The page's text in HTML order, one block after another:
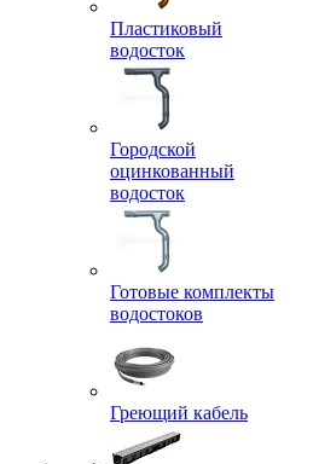
Пластиковый
водосток
Городской
оцинкованный
водосток
Готовые комплекты
водостоков
Греющий кабель